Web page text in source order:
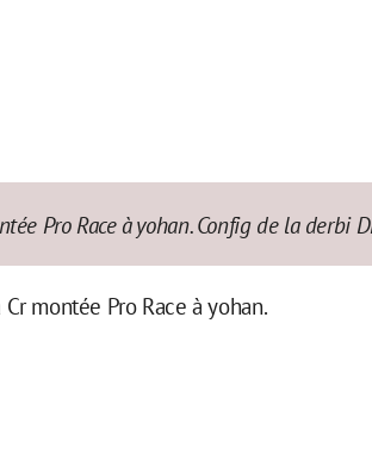
Pro Race à yohan. Config de la derbi
montée Pro Race à yohan.